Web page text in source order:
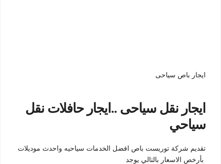
ايجار باص سياحى
ايجار نقل سياحى ..ايجار حافلات نقل
سياحي
تقديم شركة توريست باص افضل الخدمات سياحيه واحدث موديلات
بأرخص الاسعار بالتالي يوجد